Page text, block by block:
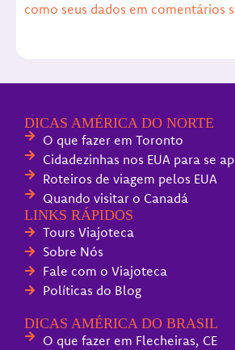
como seus dados em comentários
DICAS AMÉRICA DO NORTE
O que fazer em Toronto
Cidadezinhas nos EUA para se
Roteiros de viagem pelos EUA
Quando visitar o Canadá
LINKS RÁPIDOS
Tours Viajoteca
Sobre Nós
Fale com o Viajoteca
Políticas do Blog
DICAS AMÉRICA DO BRASIL
O que fazer em Flecheiras, CE